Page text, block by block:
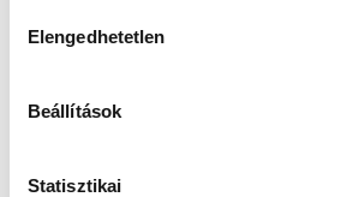
Elengedhetetlen
Beállítások
Statisztikai
SZERZŐ